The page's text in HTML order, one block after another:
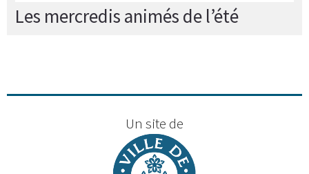
Les mercredis animés de l’été
Un site de